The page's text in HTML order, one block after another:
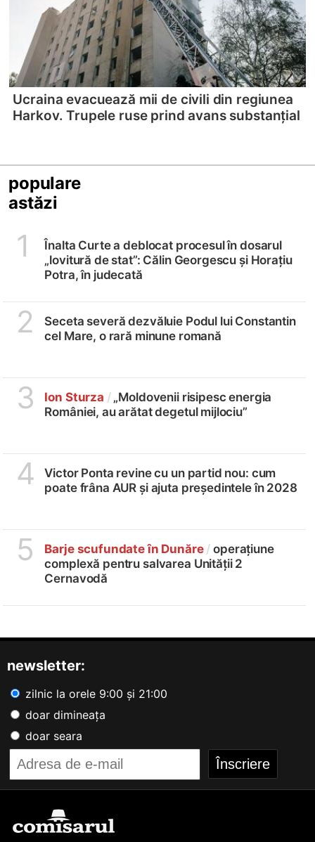
Ucraina evacuează mii de civili din regiunea
Harkov. Trupele ruse prind avans substanțial
populare
astăzi
1
Înalta Curte a deblocat procesul în dosarul
„lovitură de stat”: Călin Georgescu și Horațiu
Potra, în judecată
2
Seceta severă dezvăluie Podul lui Constantin
cel Mare, o rară minune romană
3 Ion Sturza /„Moldovenii risipesc energia
României, au arătat degetul mijlociu”
4
Victor Ponta revine cu un partid nou: cum
poate frâna AUR și ajuta președintele în 2028
5 Barje scufundate în Dunăre / operațiune
complexă pentru salvarea Unității 2
Cernavodă
newsletter:
zilnic la orele 9:00 și 21:00
doar dimineața
doar seara